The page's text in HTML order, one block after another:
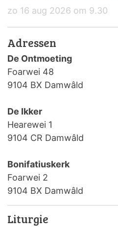
zo 16 aug 2026 om 9.30
Adressen
De Ontmoeting
Foarwei 48
9104 BX Damwâld
De Ikker
Hearewei 1
9104 CR Damwâld
Bonifatiuskerk
Foarwei 2
9104 BX Damwâld
Liturgie